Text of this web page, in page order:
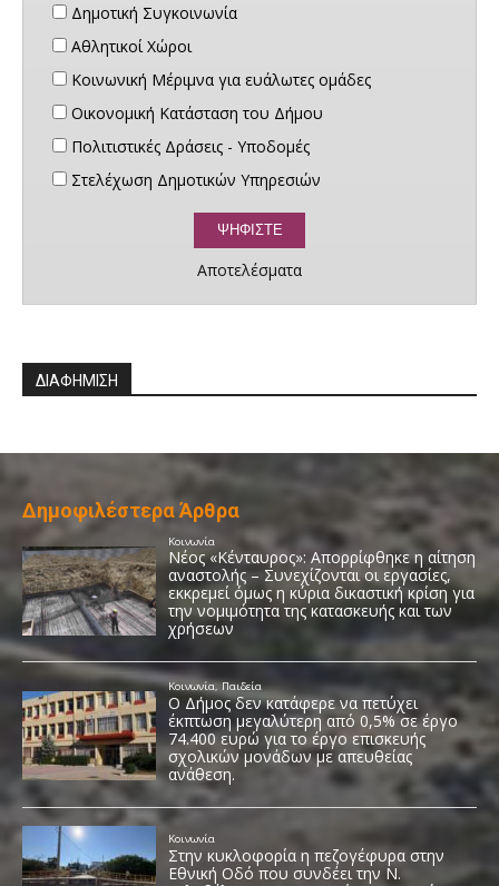
Δημοτική Συγκοινωνία
Αθλητικοί Χώροι
Κοινωνική Μέριμνα για ευάλωτες ομάδες
Οικονομική Κατάσταση του Δήμου
Πολιτιστικές Δράσεις - Υποδομές
Στελέχωση Δημοτικών Υπηρεσιών
Αποτελέσματα
ΔΙΑΦΗΜΙΣΗ
Δημοφιλέστερα Άρθρα